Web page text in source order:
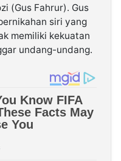
(Gus Fahrur). Gus
siri yang
memiliki kekuatan
undang-undang.